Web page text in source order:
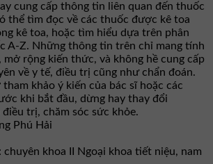
cung cấp thông tin liên quan đến thuốc
thể tìm đọc về các thuốc được kê toa
kê toa, hoặc tìm hiểu dựa trên phân
A-Z. Những thông tin trên chỉ mang tính
rộng kiến thức, và không hề cung cấp
về y tế, điều trị cũng như chẩn đoán.
khảo ý kiến của bác sĩ hoặc các
khi bắt đầu, dừng hay thay đổi
trị, chăm sóc sức khỏe.
Phú Hải
chuyên khoa II Ngoại khoa tiết niệu, nam